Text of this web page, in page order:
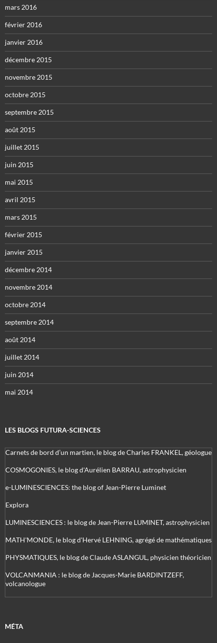
mars 2016
février 2016
janvier 2016
décembre 2015
novembre 2015
octobre 2015
septembre 2015
août 2015
juillet 2015
juin 2015
mai 2015
avril 2015
mars 2015
février 2015
janvier 2015
décembre 2014
novembre 2014
octobre 2014
septembre 2014
août 2014
juillet 2014
juin 2014
mai 2014
LES BLOGS FUTURA-SCIENCES
Carnets de bord d’un martien, le blog de Charles FRANKEL, géologue
COSMOGONIES, le blog d'Aurélien BARRAU, astrophysicien
e-LUMINESCIENCES: the blog of Jean-Pierre Luminet
Explora
LUMINESCIENCES : le blog de Jean-Pierre LUMINET, astrophysicien
MATH'MONDE, le blog d'Hervé LEHNING, agrégé de mathématiques
PHYSMATIQUES, le blog de Claude ASLANGUL, physicien théoricien
VOLCANMANIA : le blog de Jacques-Marie BARDINTZEFF,
volcanologue
MÉTA